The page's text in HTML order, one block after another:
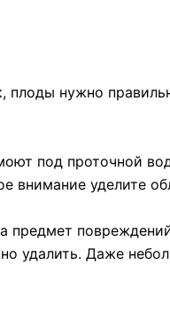
нужно
под проточной
внимание уделите
предмет
удалить. Даже